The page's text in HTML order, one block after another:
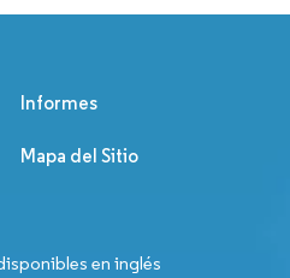
Informes
Mapa del Sitio
en inglés